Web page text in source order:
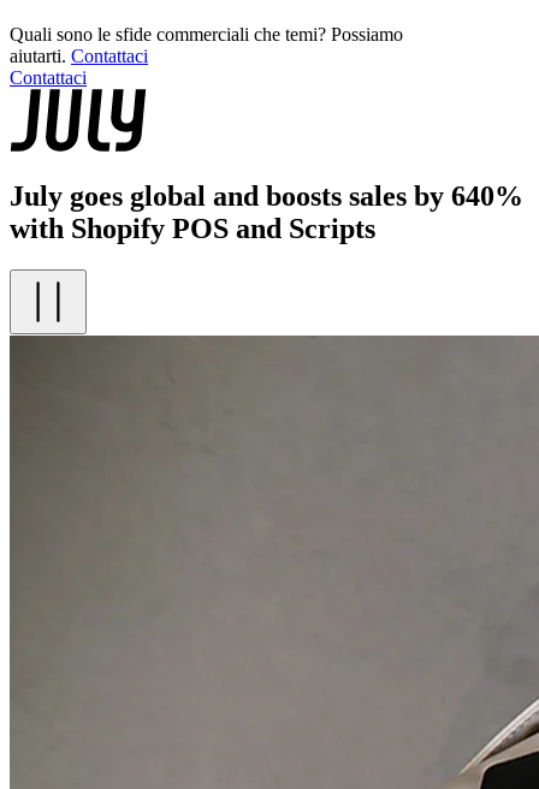
Quali sono le sfide commerciali che temi? Possiamo
aiutarti. Contattaci
Contattaci
July goes global and boosts sales by 640%
with Shopify POS and Scripts